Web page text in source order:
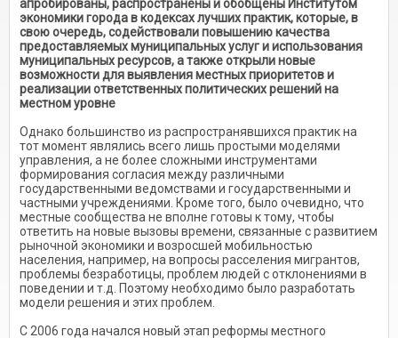
апробированы, распространены и обобщены Институтом
экономики города в кодексах лучших практик, которые, в
свою очередь, содействовали повышению качества
предоставляемых муниципальных услуг и использования
муниципальных ресурсов, а также открыли новые
возможности для выявления местных приоритетов и
реализации ответственных политических решений на
местном уровне
Однако большинство из распространявшихся практик на
тот момент являлись всего лишь простыми моделями
управления, а не более сложными инструментами
формирования согласия между различными
государственными ведомствами и государственными и
частными учреждениями. Кроме того, было очевидно, что
местные сообщества не вполне готовы к тому, чтобы
ответить на новые вызовы времени, связанные с развитием
рыночной экономики и возросшей мобильностью
населения, например, на вопросы расселения мигрантов,
проблемы безработицы, проблем людей с отклонениями в
поведении и т.д. Поэтому необходимо было разработать
модели решения и этих проблем.
С 2006 года начался новый этап реформы местного